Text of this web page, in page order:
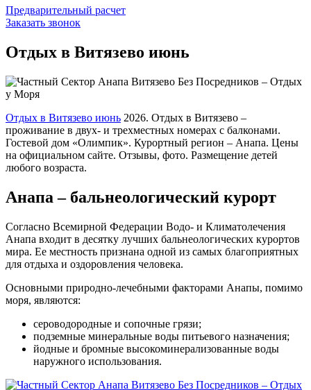
Предварительный расчет
Заказать звонок
Отдых в Витязево июнь
Отдых в Витязево июнь 2026. Отдых в Витязево –
проживание в двух- и трехместных номерах с балконами.
Гостевой дом «Олимпик». Курортный регион – Анапа. Цены
на официальном сайте. Отзывы, фото. Размещение детей
любого возраста.
Анапа – бальнеологический курорт
Согласно Всемирной Федерации Водо- и Климатолечения
Анапа входит в десятку лучших бальнеологических курортов
мира. Ее местность признана одной из самых благоприятных
для отдыха и оздоровления человека.
Основными природно-лечебными факторами Анапы, помимо
моря, являются:
сероводородные и сопочные грязи;
подземные минеральные воды питьевого назначения;
йодные и бромные высокоминерализованные воды
наружного использования.